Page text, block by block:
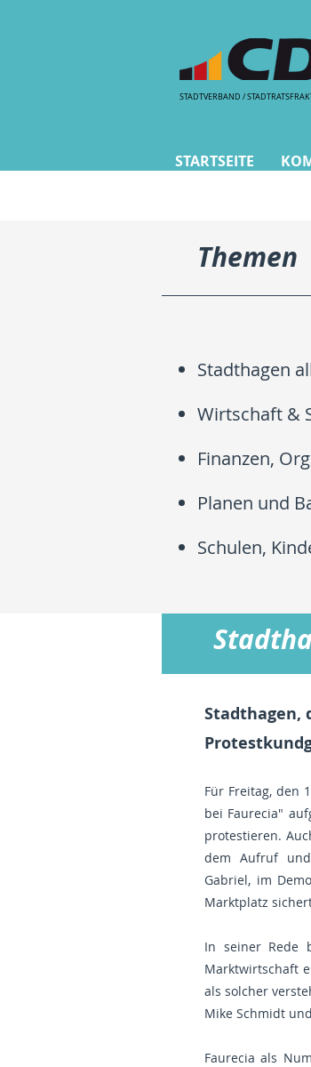
STADTVERBAND /
STARTSEITE
CDU
Themen
Stadthagen
Wirtschaft &
Finanzen,
Planen und
Schulen,
Stadthagen,
Für Freitag, den
bei Faurecia"
protestieren.
dem Aufruf
Gabriel, im
Marktplatz
In seiner Rede
Marktwirtschaft
als solcher
Mike Schmidt
Faurecia als